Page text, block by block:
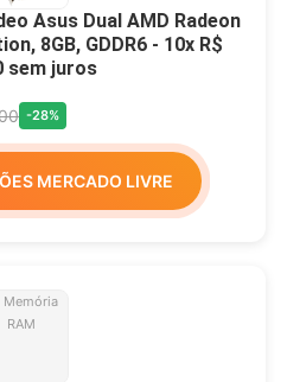
Asus Dual AMD Radeon
8GB, GDDR6 - 10x R$
sem juros
-28%
MERCADO LIVRE